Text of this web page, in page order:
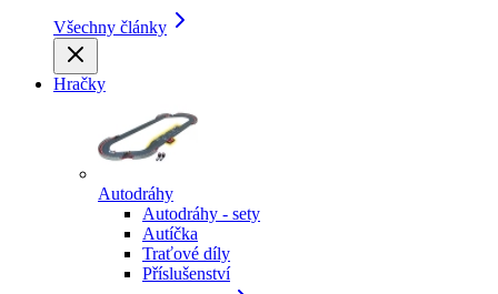
Všechny články
Hračky
Autodráhy
Autodráhy - sety
Autíčka
Traťové díly
Příslušenství